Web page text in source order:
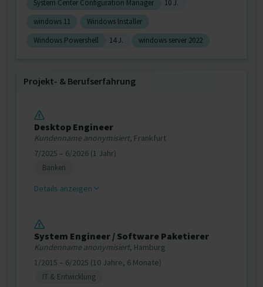
System Center Configuration Manager
10 J.
windows 11
Windows Installer
Windows Powershell
14 J. windows server 2022
Projekt‐ & Berufserfahrung
Desktop Engineer
Kundenname anonymisiert, Frankfurt
7/2025 – 6/2026 (1 Jahr)
Banken
Details anzeigen
System Engineer / Software Paketierer
Kundenname anonymisiert, Hamburg
1/2015 – 6/2025 (10 Jahre, 6 Monate)
IT & Entwicklung